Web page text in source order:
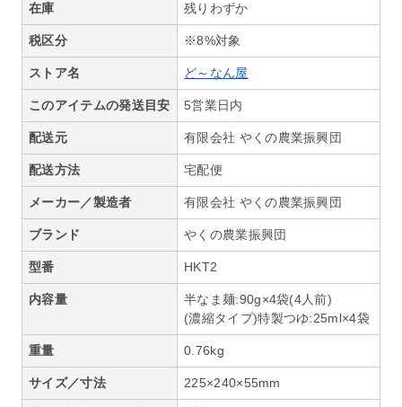
在庫 残りわずか
税区分 ※8%対象
ストア名 ど～なん屋
このアイテムの発送目安 5営業日内
配送元 有限会社 やくの農業振興団
配送方法 宅配便
メーカー／製造者 有限会社 やくの農業振興団
ブランド やくの農業振興団
型番 HKT2
内容量
半なま麺:90g×4袋(4人前)
(濃縮タイプ)特製つゆ:25ml×4袋
重量 0.76kg
サイズ／寸法 225×240×55mm